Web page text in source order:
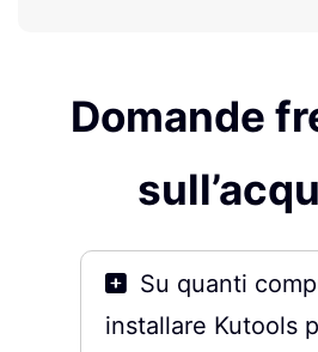
Domande
Su quanti
installare Kutools